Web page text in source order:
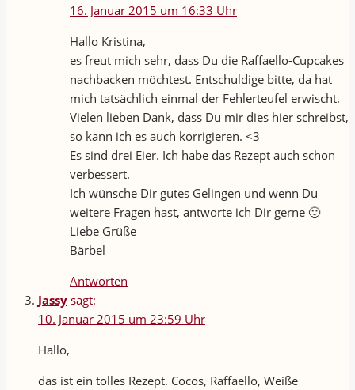
16. Januar 2015 um 16:33 Uhr
Hallo Kristina,
es freut mich sehr, dass Du die Raffaello-Cupcakes
nachbacken möchtest. Entschuldige bitte, da hat
mich tatsächlich einmal der Fehlerteufel erwischt.
Vielen lieben Dank, dass Du mir dies hier schreibst,
so kann ich es auch korrigieren. <3
Es sind drei Eier. Ich habe das Rezept auch schon
verbessert.
Ich wünsche Dir gutes Gelingen und wenn Du
weitere Fragen hast, antworte ich Dir gerne 🙂
Liebe Grüße
Bärbel
Antworten
Jassy sagt:
10. Januar 2015 um 23:59 Uhr
Hallo,
das ist ein tolles Rezept. Cocos, Raffaello, Weiße